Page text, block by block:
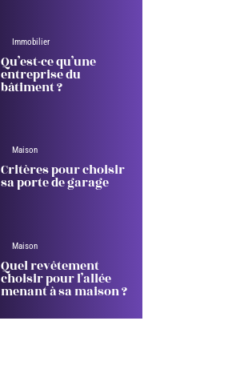
Immobilier
Qu’est-ce qu’une
entreprise du
bâtiment ?
Maison
Critères pour choisir
sa porte de garage
Maison
Quel revêtement
choisir pour l’allée
menant à sa maison ?